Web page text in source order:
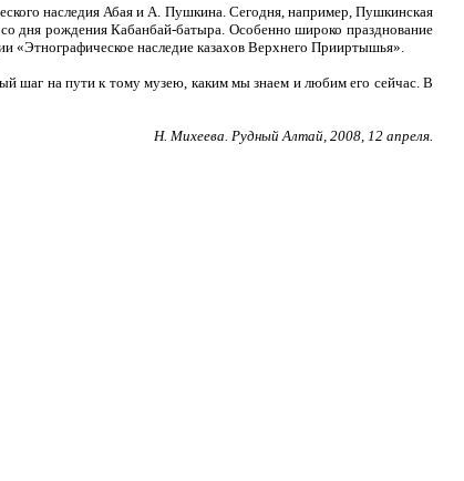
наследия Абая и А. Пушкина. Сегодня, например, Пушкинская
дня рождения Кабанбай-батыра. Особенно широко празднование
«Этнографическое наследие казахов Верхнего Прииртышья».
шаг на пути к тому музею, каким мы знаем и любим его сейчас. В
Н. Михеева. Рудный Алтай, 2008, 12 апреля.